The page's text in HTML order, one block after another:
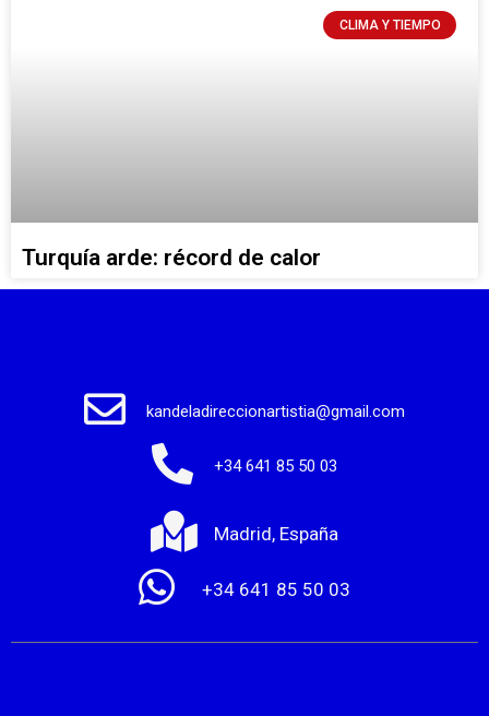
CLIMA Y TIEMPO
Turquía arde: récord de calor
kandeladireccionartistia@gmail.com
+34 641 85 50 03
Madrid, España
+34 641 85 50 03